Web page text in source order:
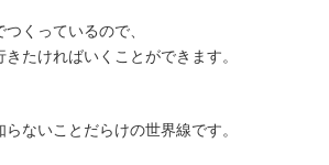
くっているので、
たければいくことができます。
ないことだらけの世界線です。